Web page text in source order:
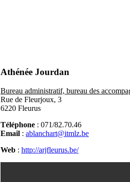
Athénée Jourdan
Bureau administratif, bureau des
Rue de Fleurjoux, 3
6220 Fleurus
Téléphone : 071/82.70.46
Email : ablanchart@itmlz.be
Web : http://arjfleurus.be/